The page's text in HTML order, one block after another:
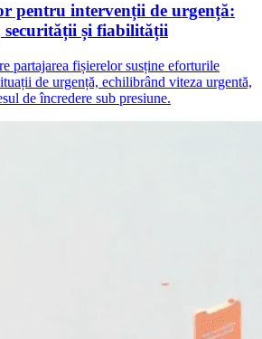
pentru intervenții de urgență:
securității și fiabilității
partajarea fișierelor susține eforturile
de urgență, echilibrând viteza urgentă,
de încredere sub presiune.